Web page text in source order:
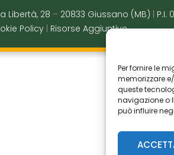
Per fornire le
memorizzare
queste
navigazione o
può influire
Libertà, 28 – 20833 Giussano (MB)
P.I.
Policy Risorse Aggiuntive